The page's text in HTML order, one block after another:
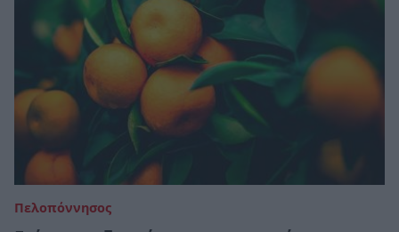
Πελοπόννησος